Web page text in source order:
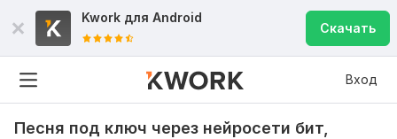
Kwork для Android
Скачать
Вход
Песня под ключ через нейросети бит,